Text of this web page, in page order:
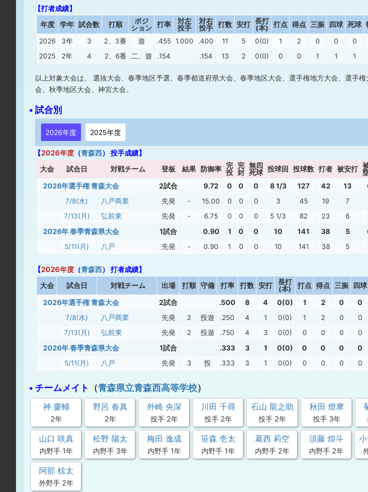
【打者成績】
年度 学年 試合数 打順
ポジ
ション
打率
対左
投手
対右
投手
打数 安打 長打
(本)
打点 得点 三振 四球 死球
2026 3年 3 2、3番 遊 .455 1.000 .400 11 5 0(0) 1 2 0 0 0
2025
2年 4 2、6番 二、遊 .154 .154 13 2 0(0) 0 0 1 1 1
以上対象大会は、 選抜大会、春季地区予選、春季都道府県大会、春季地区大会、選手権地方大会、選手
会、秋季地区大会、神宮大会。
• 試合別
2026年度 2025年度
【2026年度 （青森西） 投手成績】
大会 試合日 対戦チーム 登板 結果 防御率
完
投
完
封
無四
死球 投球回 投球数 打者 被安打
2026年選手権 青森大会 2試合 9.72 0 0 0 8 1/3 127 42 13
7/8(水) 八戸商業 先発 - 15.00 0 0 0 3 45 19 7
7/13(月)
弘前東 先発 - 6.75 0 0 0 5 1/3 82 23 6
2026年 春季青森県大会 1試合 0.90 1 0 0 10 141 38 5
5/11(月) 八戸 先発 - 0.90 1 0 0 10 141 38 5
【2026年度 （青森西） 打者成績】
大会 試合日 対戦チーム 出場 打順 守備 打率 打数 安打
長打
(本)
打点 得点 三振 四球
2026年選手権 青森大会 2試合 .500 8 4 0(0) 1 2 0 0
7/8(水) 八戸商業 先発 2 投遊 .250 4 1 0(0) 1 2 0 0
7/13(月)
弘前東 先発 2 投遊 .750 4 3 0(0) 0 0 0 0
2026年 春季青森県大会 1試合 .333 3 1 0(0) 0 0 0 0
5/11(月) 八戸 先発 3 投 .333 3 1 0(0) 0 0 0 0
• チームメイト （青森県立青森西高等学校）
神 慶輔
2年
野呂 春真
2年
外崎 央深
投手 2年
川田 千尋
投手 2年
石山 龍之助
投手 2年
秋田 燈摩
投手 3年
山口 咲真
内野手 1年
松野 陽太
内野手 3年
梅田 逸成
内野手 1年
笹森 壱太
内野手 1年
葛西 莉空
内野手 2年
須藤 煌斗
内野手 2年
阿部 椋太
外野手 2年